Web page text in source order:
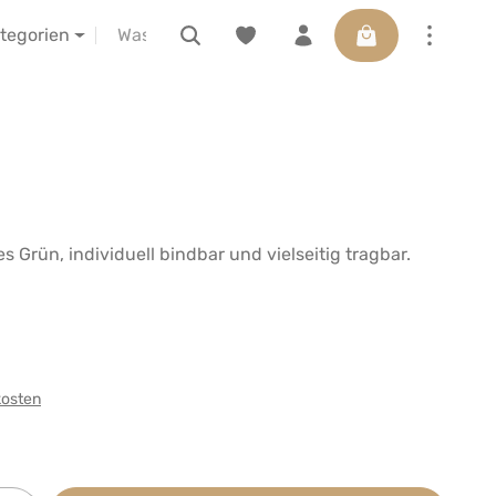
vor Ort erleben Gutscheine
Warenkorb
Grün, individuell bindbar und vielseitig tragbar.